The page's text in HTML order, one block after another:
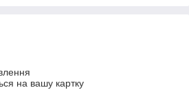
на вашу картку